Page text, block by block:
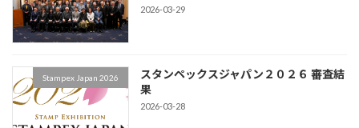
2026-03-29
Stampex Japan 2026
スタンペックスジャパン２０２６ 審査結
果
2026-03-28